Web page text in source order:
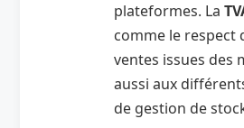
plateformes. La
comme le respect
ventes issues des
aussi aux
de gestion de